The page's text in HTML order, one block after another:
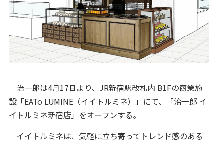
治一郎は4月17日より、JR新宿駅改札内 B1Fの商業施
設「EATo LUMINE（イイトルミネ）」にて、「治一郎 イ
イトルミネ新宿店」をオープンする。
イイトルミネは、気軽に立ち寄ってトレンド感のある